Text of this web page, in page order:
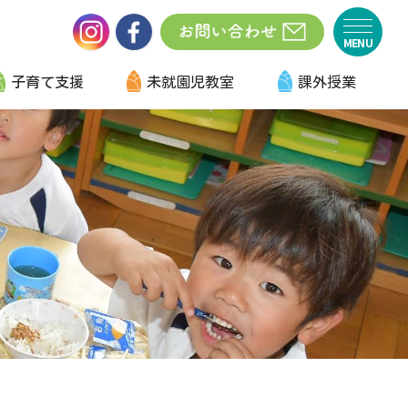
子育て支援 未就園児教室 課外授業